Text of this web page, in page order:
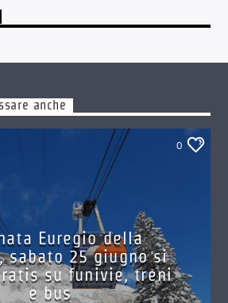
anche
0
Euregio della
sabato 25 giugno si
su funivie, treni
e bus